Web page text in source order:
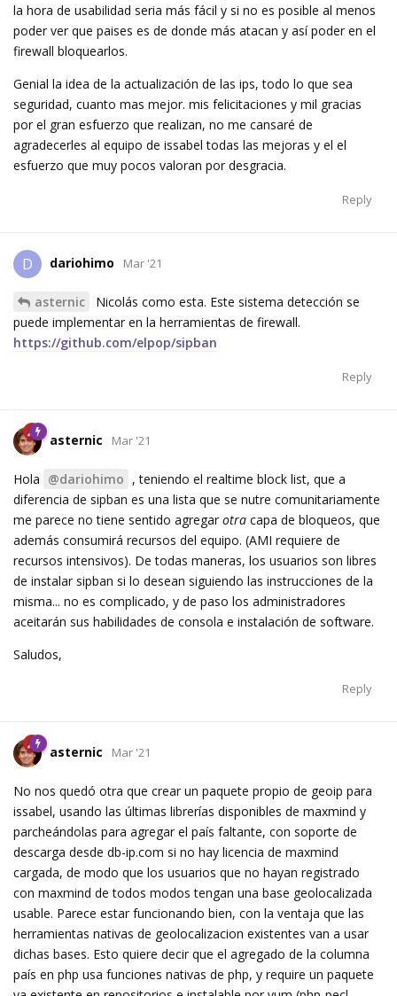
la hora de usabilidad seria más fácil y si no es posible al menos
poder ver que paises es de donde más atacan y así poder en el
firewall bloquearlos.
Genial la idea de la actualización de las ips, todo lo que sea
seguridad, cuanto mas mejor. mis felicitaciones y mil gracias
por el gran esfuerzo que realizan, no me cansaré de
agradecerles al equipo de issabel todas las mejoras y el el
esfuerzo que muy pocos valoran por desgracia.
Reply
D dariohimo Mar '21
asternic
Nicolás como esta. Este sistema detección se
puede implementar en la herramientas de firewall.
https://github.com/elpop/sipban
Reply
asternic Mar '21
Hola @dariohimo , teniendo el realtime block list, que a
diferencia de sipban es una lista que se nutre comunitariamente
me parece no tiene sentido agregar otra capa de bloqueos, que
además consumirá recursos del equipo. (AMI requiere de
recursos intensivos). De todas maneras, los usuarios son libres
de instalar sipban si lo desean siguiendo las instrucciones de la
misma... no es complicado, y de paso los administradores
aceitarán sus habilidades de consola e instalación de software.
Saludos,
Reply
asternic Mar '21
No nos quedó otra que crear un paquete propio de geoip para
issabel, usando las últimas librerías disponibles de maxmind y
parcheándolas para agregar el país faltante, con soporte de
descarga desde db-ip.com si no hay licencia de maxmind
cargada, de modo que los usuarios que no hayan registrado
con maxmind de todos modos tengan una base geolocalizada
usable. Parece estar funcionando bien, con la ventaja que las
herramientas nativas de geolocalizacion existentes van a usar
dichas bases. Esto quiere decir que el agregado de la columna
país en php usa funciones nativas de php, y require un paquete